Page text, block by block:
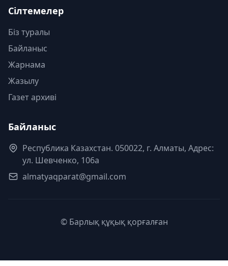
Сілтемелер
Біз туралы
Байланыс
Жарнама
Жазылу
Газет архиві
Байланыс
Республика Казахстан. 050022, г. Алматы, Адрес:
ул. Шевченко, 106а
almatyaqparat@gmail.com
© Барлық құқық қорғалған